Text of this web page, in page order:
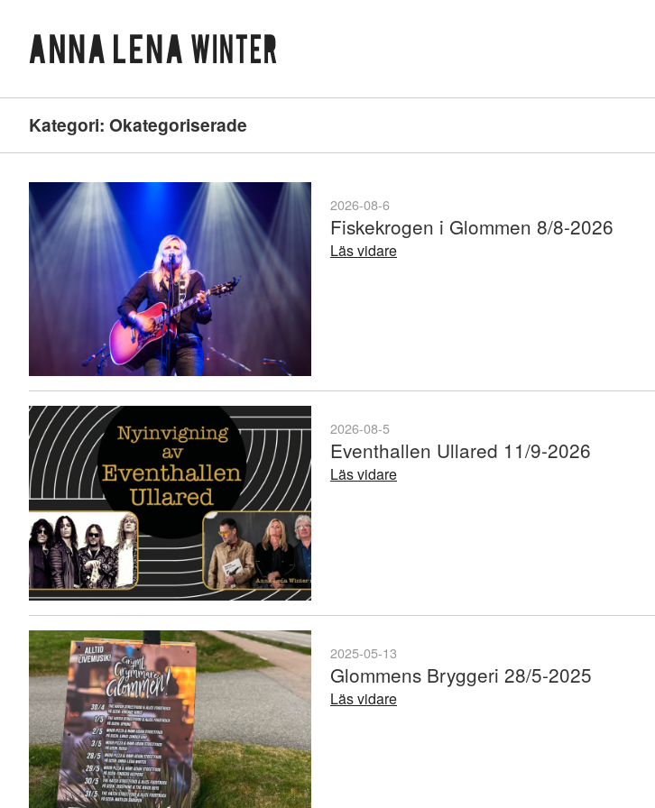
Kategori: Okategoriserade
2026-08-6
Fiskekrogen i Glommen 8/8-2026
Läs vidare
2026-08-5
Eventhallen Ullared 11/9-2026
Läs vidare
2025-05-13
Glommens Bryggeri 28/5-2025
Läs vidare